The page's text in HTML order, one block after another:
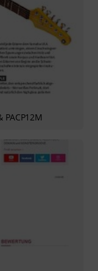
PACP12M